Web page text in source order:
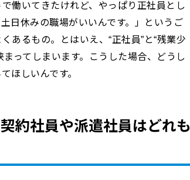
働いてきたけれど、やっぱり正社員とし
日休みの職場がいいんです。」というご
あるもの。とはいえ、“正社員”と“残業少
ってしまいます。こうした場合、どうし
ほしいんです。
約社員や派遣社員はどれも